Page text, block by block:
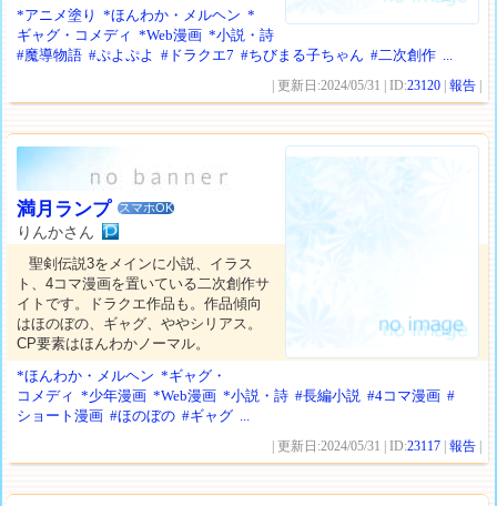
*アニメ塗り
*ほんわか・メルヘン *
ギャグ・コメディ *Web漫画 *小説・詩
#魔導物語 #ぷよぷよ #ドラクエ7 #ちびまる子ちゃん #二次創作 ...
| 更新日:2024/05/31 | ID:23120 |報告
満月ランプ スマホOK
りんかさん
聖剣伝説3をメインに小説、イラス
ト、4コマ漫画を置いている二次創作サ
イトです。ドラクエ作品も。作品傾向
はほのぼの、ギャグ、ややシリアス。
CP要素はほんわかノーマル。
*ほんわか・メルヘン *ギャグ・
コメディ *少年漫画 *Web漫画 *小説・詩 #長編小説 #4コマ漫画 #
ショート漫画 #ほのぼの #ギャグ ...
| 更新日:2024/05/31 | ID:23117 |報告